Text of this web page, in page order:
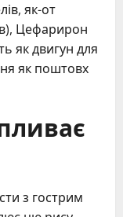
як-от
Цефарирон
як двигун для
як поштовх
з гострим